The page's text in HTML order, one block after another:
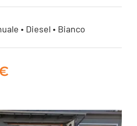
110CV
• Diesel • Bianco